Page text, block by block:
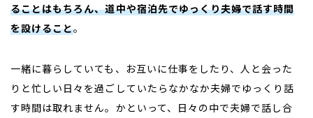
ることはもちろん、道中や宿泊先でゆっくり夫婦で話す時間
を設けること。
一緒に暮らしていても、お互いに仕事をしたり、人と会った
りと忙しい日々を過ごしていたらなかなか夫婦でゆっくり話
す時間は取れません。かといって、日々の中で夫婦で話し合